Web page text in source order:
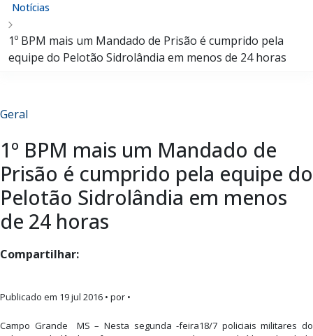
Notícias
1º BPM mais um Mandado de Prisão é cumprido pela
equipe do Pelotão Sidrolândia em menos de 24 horas
Geral
1º BPM mais um Mandado de
Prisão é cumprido pela equipe do
Pelotão Sidrolândia em menos
de 24 horas
Compartilhar:
Publicado em 19 jul 2016 • por •
Campo Grande MS – Nesta segunda -feira18/7 policiais militares do